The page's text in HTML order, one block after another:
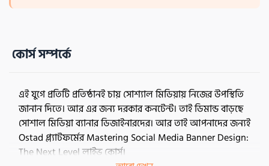
কোর্স সম্পর্কে
এই যুগে প্রতিটি প্রতিষ্ঠানই চায় সোশ্যাল মিডিয়ায় নিজের উপস্থিতি
জানান দিতে। আর এর জন্য দরকার কনটেন্ট। তাই ডিমান্ড বাড়ছে
সোশাল মিডিয়া ব্যানার ডিজাইনারদের। আর তাই আপনাদের জন্যই
Ostad প্ল্যাটফর্মের Mastering Social Media Banner Design:
The Next Level লাইভ কোর্স।